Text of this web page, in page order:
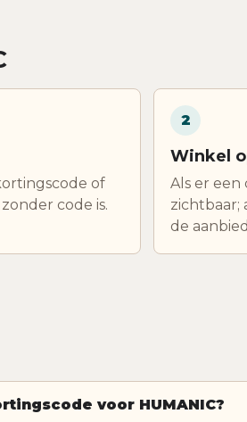
of
code is.
2
Winkel
Als er een
zichtbaar;
de
voor HUMANIC?